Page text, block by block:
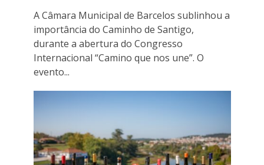
A Câmara Municipal de Barcelos sublinhou a
importância do Caminho de Santigo,
durante a abertura do Congresso
Internacional “Camino que nos une”. O
evento...